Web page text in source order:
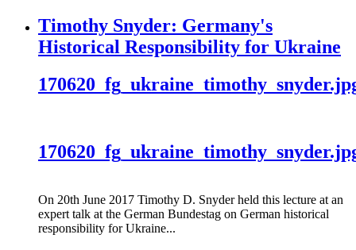
Timothy Snyder: Germany's
Historical Responsibility for Ukraine
On 20th June 2017 Timothy D. Snyder held this lecture at an
expert talk at the German Bundestag on German historical
responsibility for Ukraine...